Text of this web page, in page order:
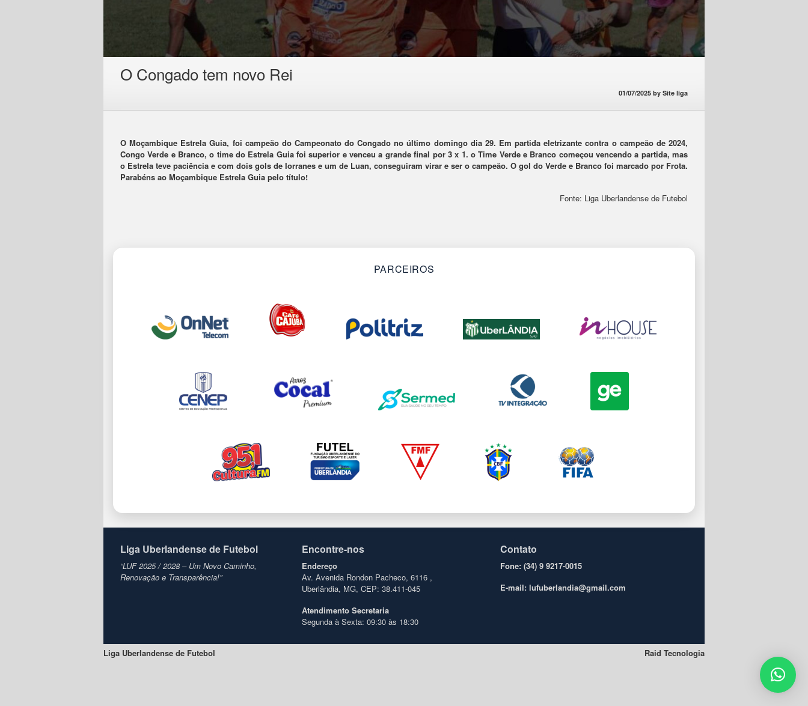
O Congado tem novo Rei
01/07/2025 by Site liga
O Moçambique Estrela Guia, foi campeão do Campeonato do Congado no último domingo dia 29. Em partida eletrizante contra o campeão de 2024,
Congo Verde e Branco, o time do Estrela Guia foi superior e venceu a grande final por 3 x 1. o Time Verde e Branco começou vencendo a partida, mas
o Estrela teve paciência e com dois gols de Iorranes e um de Luan, conseguiram virar e ser o campeão. O gol do Verde e Branco foi marcado por Frota.
Parabéns ao Moçambique Estrela Guia pelo título!
Fonte: Liga Uberlandense de Futebol
PARCEIROS
Liga Uberlandense de Futebol
“LUF 2025 / 2028 – Um Novo Caminho,
Renovação e Transparência!”
Encontre-nos
Endereço
Av. Avenida Rondon Pacheco, 6116 ,
Uberlândia, MG, CEP: 38.411-045
Atendimento Secretaria
Segunda à Sexta: 09:30 às 18:30
Contato
Fone: (34) 9 9217-0015
E-mail: lufuberlandia@gmail.com
Liga Uberlandense de Futebol Raid Tecnologia